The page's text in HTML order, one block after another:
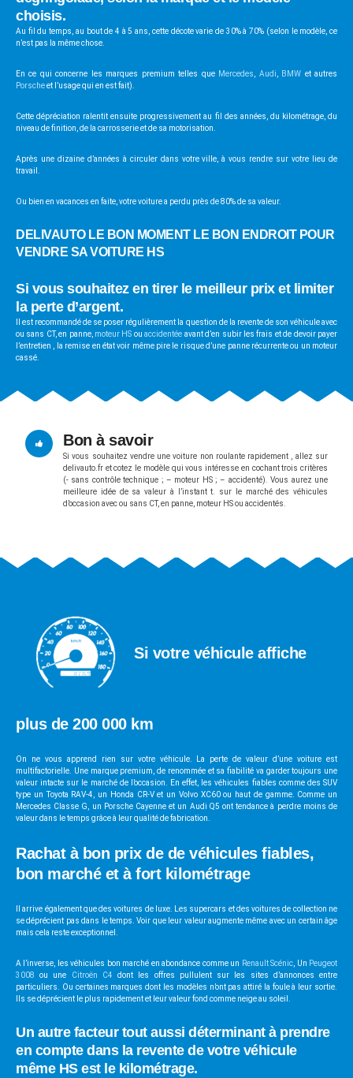
choisis.
Au fil du temps, au bout de 4 à 5 ans, cette décote varie de 30% à 70% (selon le modèle, ce
n’est pas la même chose.
En ce qui concerne les marques premium telles que Mercedes, Audi, BMW et autres
Porscheet l’usage qui en est fait).
Cette dépréciation ralentit ensuite progressivement au fil des années, du kilométrage, du
niveau de finition, de la carrosserie et de sa motorisation.
Après une dizaine d’années à circuler dans votre ville, à vous rendre sur votre lieu de
travail.
Ou bien en vacances en faite, votre voiture a perdu près de 80% de sa valeur.
DELIVAUTO LE BON MOMENT LE BON ENDROIT POUR
VENDRE SA VOITURE HS
Si vous souhaitez en tirer le meilleur prix et limiter
la perte d’argent.
Il est recommandé de se poser régulièrement la question de la revente de son véhicule avec
ou sans CT, en panne, moteur HS ouaccidentée avant d’en subir les frais et de devoir payer
l’entretien , la remise en état voir même pire le risque d’une panne récurrente ou un moteur
cassé.
Bon à savoir
Si vous souhaitez vendre une voiture non roulante rapidement , allez sur
delivauto.fr et cotez le modèle qui vous intéresse en cochant trois critères
(- sans contrôle technique ; – moteur HS ; – accidenté). Vous aurez une
meilleure idée de sa valeur à l’instant t. sur le marché des véhicules
d’occasion avec ou sans CT, en panne, moteur HS ou accidentés.
Si votre véhicule affiche
plus de 200 000 km
On ne vous apprend rien sur votre véhicule. La perte de valeur d’une voiture est
multifactorielle. Une marque premium, de renommée et sa fiabilité va garder toujours une
valeur intacte sur le marché de l’occasion. En effet, les véhicules fiables comme des SUV
type un Toyota RAV-4, un Honda CR-V et un Volvo XC60 ou haut de gamme. Comme un
Mercedes Classe G, un Porsche Cayenne et un Audi Q5 ont tendance à perdre moins de
valeur dans le temps grâce à leur qualité de fabrication.
Rachat à bon prix de de véhicules fiables,
bon marché et à fort kilométrage
Il arrive également que des voitures de luxe. Les supercars et des voitures de collection ne
se déprécient pas dans le temps. Voir que leur valeur augmente même avec un certain âge
mais cela reste exceptionnel.
A l’inverse, les véhicules bon marché en abondance comme un Renault Scénic, Un Peugeot
3008 ou une Citroën C4 dont les offres pullulent sur les sites d’annonces entre
particuliers. Ou certaines marques dont les modèles n’ont pas attiré la foule à leur sortie.
Ils se déprécient le plus rapidement et leur valeur fond comme neige au soleil.
Un autre facteur tout aussi déterminant à prendre
en compte dans la revente de votre véhicule
même HS est le kilométrage.